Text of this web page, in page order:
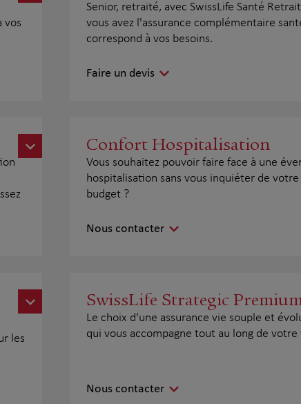
vos
Senior, retraité, avec SwissLife Santé
vous avez l'assurance complémentaire
correspond à vos besoins.
Faire un devis
Confort Hospitalisation
Vous souhaitez pouvoir faire face à une
hospitalisation sans vous inquiéter de votre
budget ?
Nous contacter
les
SwissLife Strategic
Le choix d'une assurance vie souple et
qui vous accompagne tout au long de votre
Nous contacter